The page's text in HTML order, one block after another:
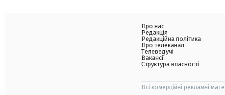
Про нас
Редакція
Редакційна політика
Про телеканал
Телеведучі
Вакансії
Структура власності
Всі комерційні рекламні